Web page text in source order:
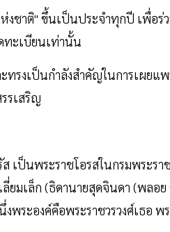
ชาติ" ขึ้นเป็นประจำทุกปี เพื่อร่
ทะเบียนเท่านั้น
เป็นกำลังสำคัญในการเผยแพ
รเสริญ
เป็นพระราชโอรสในกรมพระร
ยมเล็ก (ธิดานายสุดจินดา (พลอ
ระองค์คือพระราชวรวงศ์เธอ พ